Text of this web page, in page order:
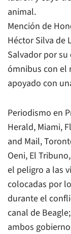
animal.
Mención de
Héctor Silva de
Salvador por
ómnibus con el
apoyado con
Periodismo en
Herald, Miami,
and Mail,
Oeni, El
el peligro a las
colocadas por
durante el
canal de
ambos